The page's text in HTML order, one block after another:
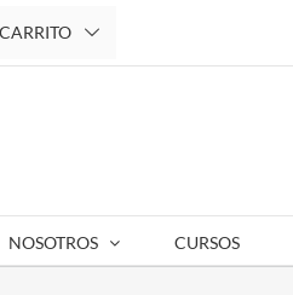
CARRITO
NOSOTROS CURSOS